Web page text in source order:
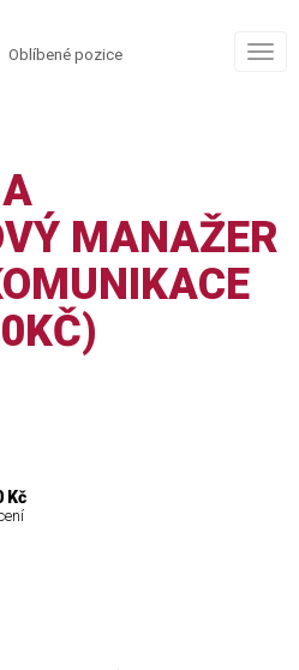
Oblíbené pozice
MANAŽER
Kč